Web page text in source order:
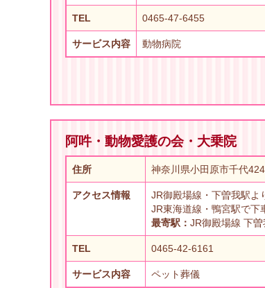
TEL 0465-47-6455
サービス内容 動物病院
阿吽・動物愛護の会・大乗院
住所 神奈川県小田原市千代424
アクセス情報
JR御殿場線・下曽我駅よ
JR東海道線・鴨宮駅で下
最寄駅： JR御殿場線 下
TEL 0465-42-6161
サービス内容 ペット葬儀